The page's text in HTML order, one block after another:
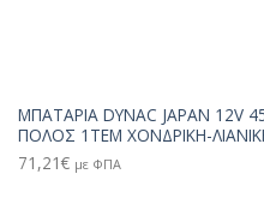
ΜΠΑΤΑΡΙΑ DYNAC JAPAN 12V
ΠΟΛΟΣ 1TEM ΧΟΝΔΡΙΚΗ-
71,21€ με ΦΠΑ